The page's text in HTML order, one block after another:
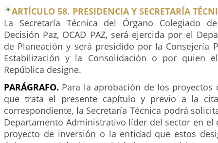
ARTÍCULO 58. PRESIDENCIA Y SECRETARÍA
La Secretaría Técnica del Órgano Colegiado
Decisión Paz, OCAD PAZ, será ejercida por el
de Planeación y será presidido por la Consejería
Estabilización y la Consolidación o por quien
República designe.
PARÁGRAFO. Para la aprobación de los proyectos
que trata el presente capítulo y previo a la
correspondiente, la Secretaría Técnica podrá
Departamento Administrativo líder del sector en el
proyecto de inversión o la entidad que estos